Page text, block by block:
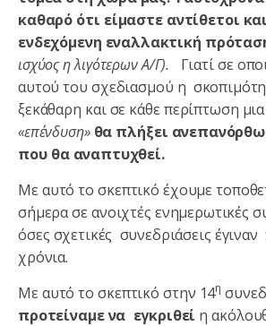
καθαρό ότι είμαστε αντίθετοι
ενδεχόμενη εναλλακτική
ισχύος η λιγότερων Α/Γ).
Γιατί σε
αυτού του σχεδιασμού η
ξεκάθαρη και σε κάθε περίπτωση μια
«επένδυση»θα πλήξει
που θα αναπτυχθεί.
Με αυτό το σκεπτικό έχουμε
σήμερα σε ανοιχτές ενημερωτικές
όσες σχετικές συνεδριάσεις έγιναν
χρόνια.
Με αυτό το σκεπτικό στην 14η
προτείναμε να εγκριθεί η